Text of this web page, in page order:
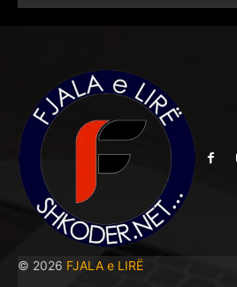
© 2026 FJALA e LIRË